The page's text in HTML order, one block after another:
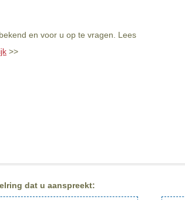
en voor u op te vragen. Lees
>>
dat u aanspreekt: